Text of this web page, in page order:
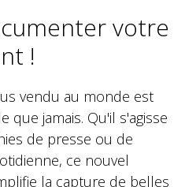
votre
!
vendu au monde est
que jamais. Qu'il s'agisse
de presse ou de
ce nouvel
la capture de belles